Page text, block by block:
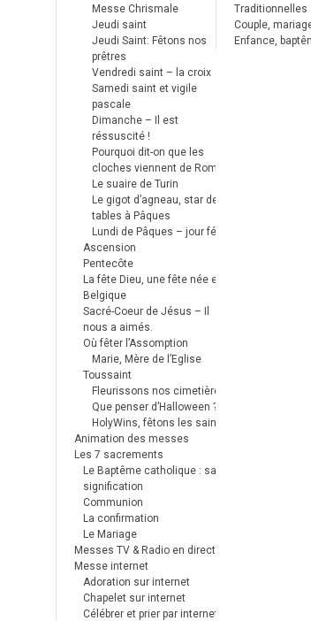
Messe Chrismale
Jeudi saint
Jeudi Saint: Fêtons nos
prêtres
Vendredi saint – la croix
Samedi saint et vigile
pascale
Dimanche – Il est
réssuscité !
Pourquoi dit-on que les
cloches viennent de Rome ?
Le suaire de Turin
Le gigot d’agneau, star des
tables à Pâques
Lundi de Pâques – jour férié
Ascension
Pentecôte
La fête Dieu, une fête née en
Belgique
Sacré-Coeur de Jésus – Il
nous a aimés.
Où fêter l’Assomption
Marie, Mère de l’Eglise
Toussaint
Fleurissons nos cimetières
Que penser d’Halloween ?
HolyWins, fêtons les saints !
Animation des messes
Les 7 sacrements
Le Baptême catholique : sa
signification
Communion
La confirmation
Le Mariage
Messes TV & Radio en direct
Messe internet
Adoration sur internet
Chapelet sur internet
Célébrer et prier par internet
Traditionnelles
Couple,
Enfance,